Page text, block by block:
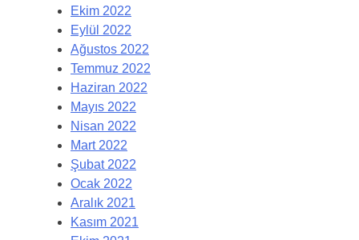
Ekim 2022
Eylül 2022
Ağustos 2022
Temmuz 2022
Haziran 2022
Mayıs 2022
Nisan 2022
Mart 2022
Şubat 2022
Ocak 2022
Aralık 2021
Kasım 2021